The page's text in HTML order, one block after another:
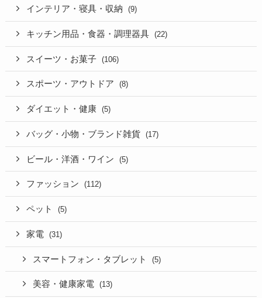
インテリア・寝具・収納 (9)
キッチン用品・食器・調理器具 (22)
スイーツ・お菓子 (106)
スポーツ・アウトドア (8)
ダイエット・健康 (5)
バッグ・小物・ブランド雑貨 (17)
ビール・洋酒・ワイン (5)
ファッション (112)
ペット (5)
家電 (31)
スマートフォン・タブレット (5)
美容・健康家電 (13)